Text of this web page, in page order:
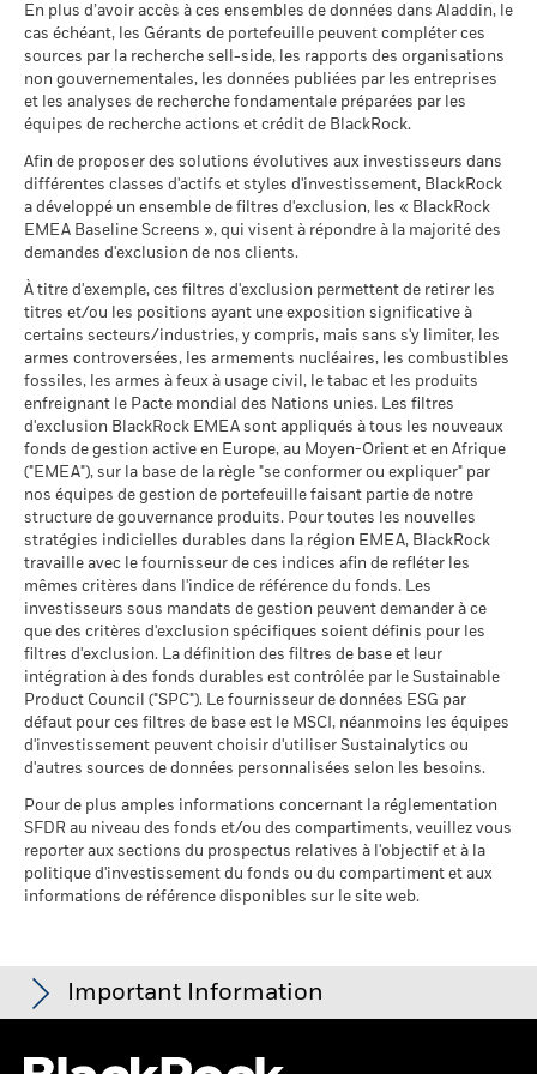
dans le calcul.
Les chiffres indiqués se rapportent aux performances
passées.Les performances passées ne sont pas un indicateur
fiable des performances futures. Les marchés pourraient
évoluer très différemment. Ceci peut vous aider à évaluer la
façon dont le fonds a été géré dans le passé
La performance est indiquée sur la base de la Valeur nette
d’inventaire (VNI), avec le revenu brut réinvesti le cas échéant.
Le rendement de votre investissement peut augmenter ou
diminuer en raison des fluctuations des devises si votre
investissement est effectué dans une devise autre que celle
utilisée dans le calcul des performances passées. Source :
Blackrock
susceptibles de modification.
Tension
Ce que vous pourriez obtenir après
Rendement annuel moyen
Défavorable
Ce que vous pourriez obtenir après
Rendement annuel moyen
Intermédiaire
Ce que vous pourriez obtenir après
Rendement annuel moyen
Favorable
Ce que vous pourriez obtenir après
Rendement annuel moyen
Le scénario de tension montre ce que vous pourriez obtenir
dans des situations de marché extrêmes.
prospectus.
Pour consulter les méthodologies MSCI sur lesquelles
reposent les Caractéristiques de durabilité, utilisez les liens
ci-dessous.
Notation des fonds ESG MSCI
au 17/juil./2026
A
Pointage de qualité ESG
MSCI (0-10)
au 17/juil./2026
Classification mondiale des
fonds selon Lipper
au 17/juil./2026
Bond Asia Pacific LC
Moyenne pondérée de
l'intensité carbone MSCI
(tonnes de CO2e/M$ de
ventes)
au 17/juil./2026
% des avoirs à l'égard
desquels des données ESG
au 17/juil./2026
66,95
Pointage de qualité ESG
MSCI - centile par rapport aux
pairs
au 17/juil./2026
100,00
Fonds dans le groupe de
pairs
au 17/juil./2026
55
% de couverture MSCI
Weighted Average Carbon
Intensity
au 17/juil./2026
62,41
du fonds peuvent parfois différer des Notations de fonds ESG
MSCI.
Pour être inclus dans les Notations de fonds MSCI ESG, 65 %
MSCI - Armes nucléaires
au 30/juin/2026
0,00%
MSCI - Armes à feu civiles
au 30/juin/2026
0,00%
MSCI - Tabac
au 30/juin/2026
MSCI - Contrevenants au
Pacte mondial des Nations
Unies
au 30/juin/2026
0,00%
MSCI - Charbon thermique
au 30/juin/2026
0,00%
MSCI - Sables bitumineux
au 30/juin/2026
0,00%
Données sur la
participation aux secteurs
d'activité
au 30/juin/2026
56,89%
Pourcentage des avoirs du
fonds à l'égard desquels
des données ne sont pas
disponibles
au 30/juin/2026
L'exposition de BlackRock aux secteurs d'activité, telle qu'elle
est indiquée ci-dessus, pour le charbon thermique et les
sables bitumineux, est calculée et déclarée pour les
entreprises qui tirent plus de 5 % de leurs revenus du
charbon thermique ou des sables bitumineux, tel que défini
par MSCI ESG Research. L’exposition aux entreprises qui
génèrent des revenus à partir du charbon thermique ou des
sables bitumineux (à un seuil de revenus de 0 %), telle que
définie par MSCI ESG Research, se répartit comme suit :
Les indicateurs de participation aux secteurs d'activité sont
calculés par BlackRock à l’aide des données de MSCI ESG
société aux différents secteurs d'activité. BlackRock s’appuie
BlackRock Global Funds - Annual report and
audited financial statements (French)
Sustainability related disclosure - PANDA-AG
(en)
Sustainability related disclosure - PANDA-AG
BlackRock Global Funds - Prospectus (French
- France)
BlackRock Global Funds - Prospectus
(English)
BlackRock Global Funds - Prospectus (French
- Belgium^France)
BlackRock Global Funds - Prospectus -
Addendum (French - France)
Voir tous les documents
En plus d’avoir accès à ces ensembles de données dans Aladdin, le
cas échéant, les Gérants de portefeuille peuvent compléter ces
sources par la recherche sell-side, les rapports des organisations
non gouvernementales, les données publiées par les entreprises
et les analyses de recherche fondamentale préparées par les
équipes de recherche actions et crédit de BlackRock.
Afin de proposer des solutions évolutives aux investisseurs dans
différentes classes d'actifs et styles d'investissement, BlackRock
a développé un ensemble de filtres d'exclusion, les « BlackRock
EMEA Baseline Screens », qui visent à répondre à la majorité des
demandes d'exclusion de nos clients.
À titre d'exemple, ces filtres d'exclusion permettent de retirer les
titres et/ou les positions ayant une exposition significative à
certains secteurs/industries, y compris, mais sans s'y limiter, les
armes controversées, les armements nucléaires, les combustibles
fossiles, les armes à feux à usage civil, le tabac et les produits
enfreignant le Pacte mondial des Nations unies. Les filtres
d'exclusion BlackRock EMEA sont appliqués à tous les nouveaux
fonds de gestion active en Europe, au Moyen-Orient et en Afrique
("EMEA"), sur la base de la règle "se conformer ou expliquer" par
nos équipes de gestion de portefeuille faisant partie de notre
structure de gouvernance produits. Pour toutes les nouvelles
stratégies indicielles durables dans la région EMEA, BlackRock
travaille avec le fournisseur de ces indices afin de refléter les
mêmes critères dans l'indice de référence du fonds. Les
investisseurs sous mandats de gestion peuvent demander à ce
que des critères d'exclusion spécifiques soient définis pour les
filtres d'exclusion. La définition des filtres de base et leur
intégration à des fonds durables est contrôlée par le Sustainable
Product Council ("SPC"). Le fournisseur de données ESG par
défaut pour ces filtres de base est le MSCI, néanmoins les équipes
d'investissement peuvent choisir d'utiliser Sustainalytics ou
d'autres sources de données personnalisées selon les besoins.
Pour de plus amples informations concernant la réglementation
SFDR au niveau des fonds et/ou des compartiments, veuillez vous
reporter aux sections du prospectus relatives à l'objectif et à la
politique d'investissement du fonds ou du compartiment et aux
informations de référence disponibles sur le site web.
Important Information
Pour les fonds dont l'objectif de placement comprend des critères